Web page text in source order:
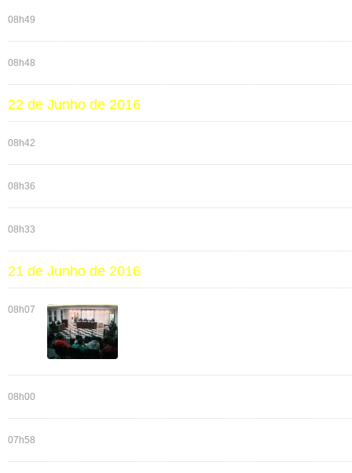
08h49
08h48
22 de Junho de 2016
08h42
08h36
08h33
21 de Junho de 2016
08h07
08h00
07h58